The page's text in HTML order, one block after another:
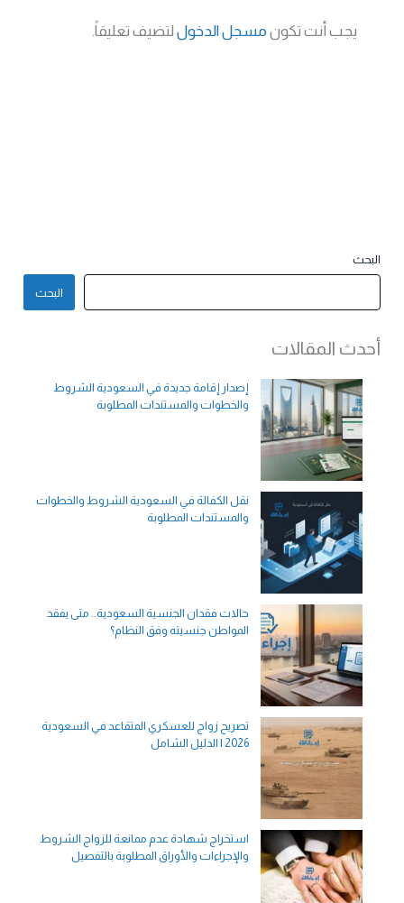
يجب أنت تكون مسجل الدخوللتضيف تعليقاً.
البحث
البحث
أحدث المقالات
إصدار إقامة جديدة في السعودية الشروط
والخطوات والمستندات المطلوبة
نقل الكفالة في السعودية الشروط والخطوات
والمستندات المطلوبة
حالات فقدان الجنسية السعودية.. متى يفقد
المواطن جنسيته وفق النظام؟
تصريح زواج للعسكري المتقاعد في السعودية
2026 | الدليل الشامل
استخراج شهادة عدم ممانعة للزواج الشروط
والإجراءات والأوراق المطلوبة بالتفصيل